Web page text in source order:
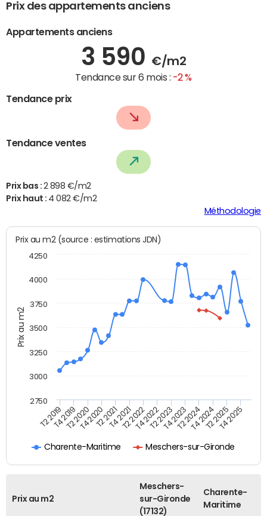
Prix des appartements anciens
Appartements anciens
3 590 €/m2
Tendance sur 6 mois : -2 %
Tendance prix
Tendance ventes
Prix bas : 2 898 €/m2
Prix haut : 4 082 €/m2
Méthodologie
Prix au m2
Prix au m2 (source : estimations JDN)
Charente-Maritime Meschers-sur-Gironde
T2 2019T4 2019T2 2020T4 2020T2 2021T4 2021T2 2022T4 2022T2 2023T4 2023T2 2024T4 2024T2 2025T4 2025
2750
3000
3250
3500
3750
4000
4250
Prix au m2
Meschers-
sur-Gironde
(17132)
Charente-
Maritime